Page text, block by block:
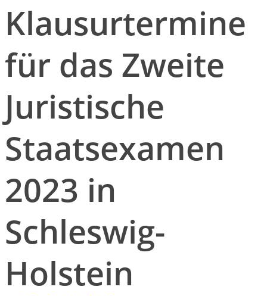
Klausurtermine
für das Zweite
Juristische
Staatsexamen
2023 in
Schleswig-
Holstein